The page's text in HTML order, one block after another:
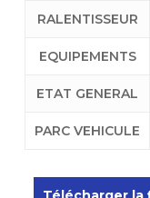
RALENTISSEUR
EQUIPEMENTS
ETAT GENERAL
PARC VEHICULE